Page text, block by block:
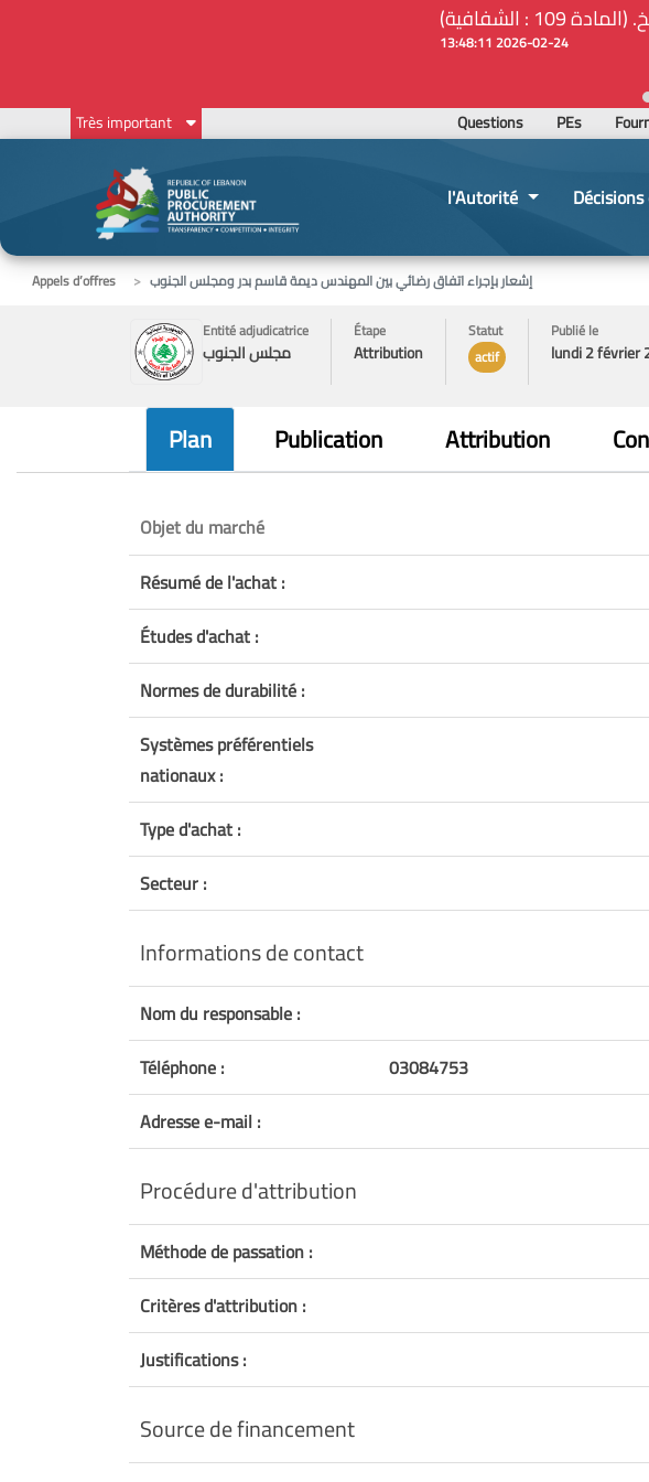
الشفافية)
2026-02-24 13:48:11
Très important Questions PEs
l'Autorité
Appels d’offres
إشعار بإجراء اتفاق رضائي بين المهندس ديمة قاسم بدر ومجلس الجنوب
Entité adjudicatrice
مجلس الجنوب
Étape
Attribution
Statut
actif
Publié le
lundi 2 février
Plan Publication Attribution
Objet du marché
Résumé de l'achat :
Études d'achat :
Normes de durabilité :
Systèmes préférentiels
nationaux :
Type d'achat :
Secteur :
Informations de contact
Nom du responsable :
Téléphone :
03084753
Adresse e-mail :
Procédure d'attribution
Méthode de passation :
Critères d'attribution :
Justifications :
Source de financement